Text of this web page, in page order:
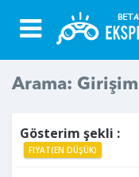
Arama:
Gösterim şekli :
FIYAT(EN DÜŞÜK)